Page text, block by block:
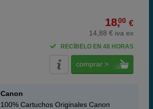
18,00 €
14,88 € iva ex
RECÍBELO EN 48 HORAS
comprar >
Canon
100% Cartuchos Originales Canon